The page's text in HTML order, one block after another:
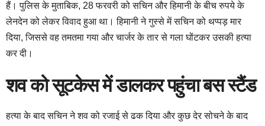
हैं। पुलिस के मुताबिक, 28 फरवरी को सचिन और हिमानी के बीच रुपये के
लेनदेन को लेकर विवाद हुआ था। हिमानी ने गुस्से में सचिन को थप्पड़ मार
दिया, जिससे वह तमतमा गया और चार्जर के तार से गला घोंटकर उसकी हत्या
कर दी।
शव को सूटकेस में डालकर पहुंचा बस स्टैंड
हत्या के बाद सचिन ने शव को रजाई से ढक दिया और कुछ देर सोचने के बाद